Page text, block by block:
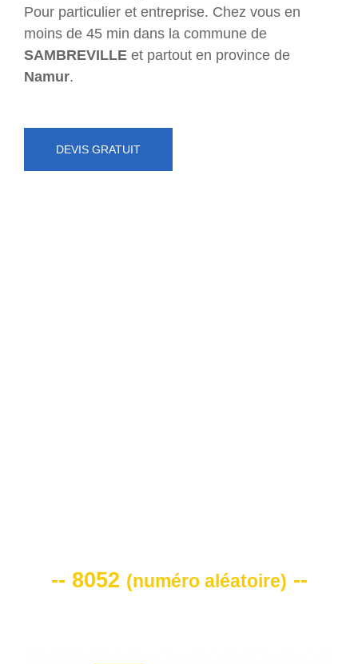
Pour particulier et entreprise. Chez vous en
moins de 45 min dans la commune de
SAMBREVILLE et partout en province de
Namur.
DEVIS GRATUIT
-- 8052 (numéro aléatoire) --